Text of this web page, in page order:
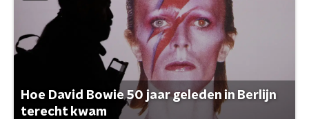
Hoe David Bowie 50 jaar geleden in Berlijn
terecht kwam